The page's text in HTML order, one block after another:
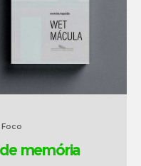
Foco
memória